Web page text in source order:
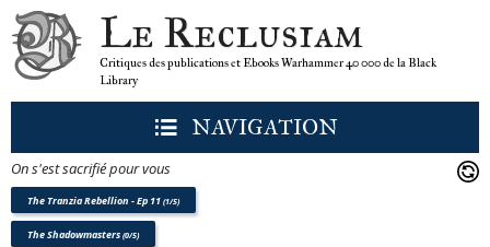
Le Reclusiam
Critiques des publications et Ebooks Warhammer 40 000 de la Black
Library
NAVIGATION
On s'est sacrifié pour vous
The Tranzia Rebellion - Ep 11 (1/5)
The Shadowmasters (0/5)